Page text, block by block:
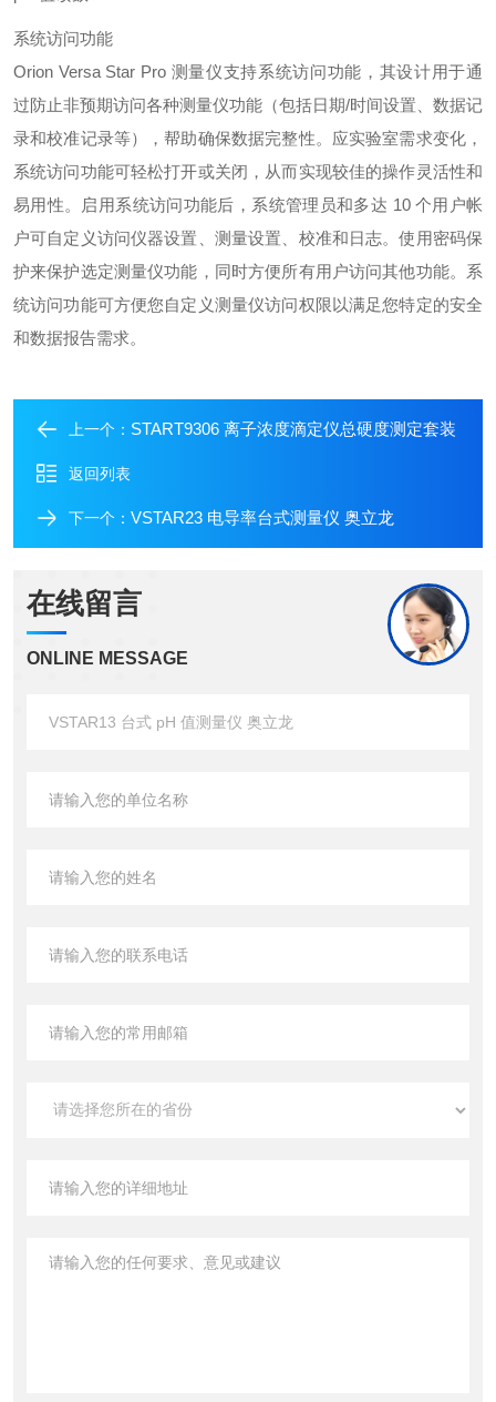
系统访问功能
Orion Versa Star Pro 测量仪支持系统访问功能，其设计用于通
过防止非预期访问各种测量仪功能（包括日期/时间设置、数据记
录和校准记录等），帮助确保数据完整性。应实验室需求变化，
系统访问功能可轻松打开或关闭，从而实现较佳的操作灵活性和
易用性。启用系统访问功能后，系统管理员和多达 10 个用户帐
户可自定义访问仪器设置、测量设置、校准和日志。使用密码保
护来保护选定测量仪功能，同时方便所有用户访问其他功能。系
统访问功能可方便您自定义测量仪访问权限以满足您特定的安全
和数据报告需求。
上一个： START9306 离子浓度滴定仪总硬度测定套装
返回列表
下一个： VSTAR23 电导率台式测量仪 奥立龙
在线留言
ONLINE MESSAGE